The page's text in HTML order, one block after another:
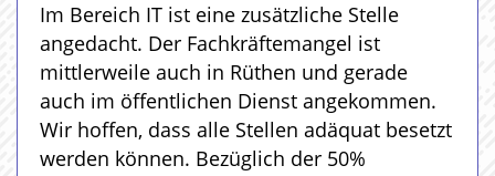
Im Bereich IT ist eine zusätzliche Stelle
angedacht. Der Fachkräftemangel ist
mittlerweile auch in Rüthen und gerade
auch im öffentlichen Dienst angekommen.
Wir hoffen, dass alle Stellen adäquat besetzt
werden können. Bezüglich der 50%